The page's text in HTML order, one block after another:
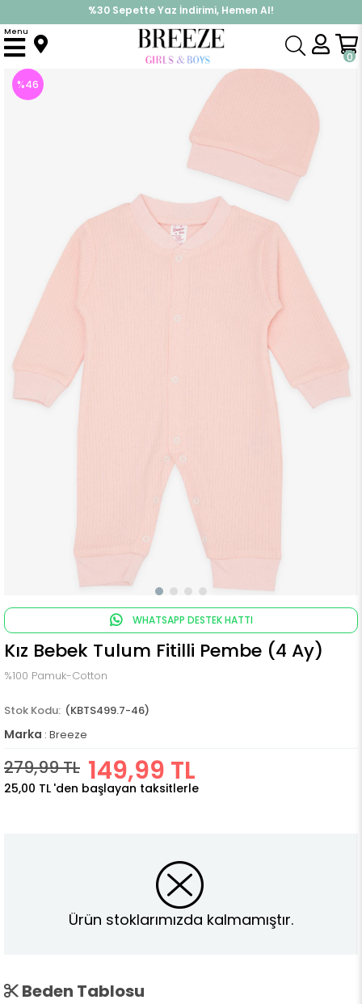
%30 Sepette Yaz İndirimi, Hemen Al!
İndirimlere ek %10 İndirimi Kap, Hemen Üye Ol!
0
Menu
Anasayfa Tulum Kız Bebek Tulum Fitilli Pembe (4 Ay)
%46
WHATSAPP DESTEK HATTI
Kız Bebek Tulum Fitilli Pembe (4 Ay)
%100 Pamuk-Cotton
(KBTS499.7-46)
Marka : Breeze
279,99 TL 149,99 TL
25,00 TL 'den başlayan taksitlerle
Ürün stoklarımızda kalmamıştır.
Beden Tablosu